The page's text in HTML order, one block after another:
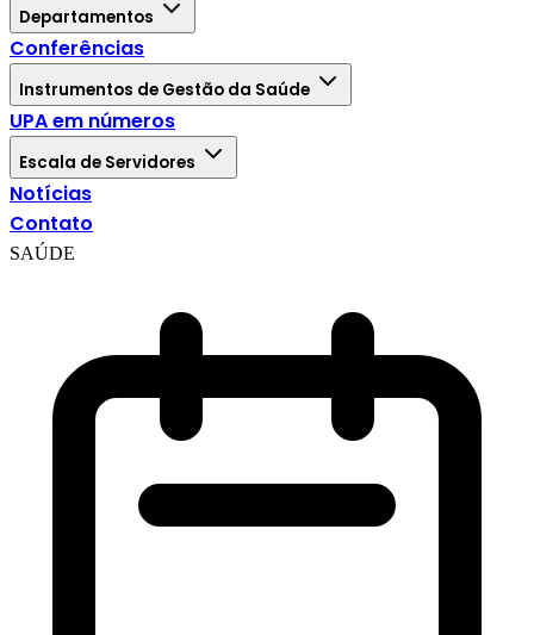
Departamentos
Conferências
Instrumentos de Gestão da Saúde
UPA em números
Escala de Servidores
Notícias
Contato
SAÚDE